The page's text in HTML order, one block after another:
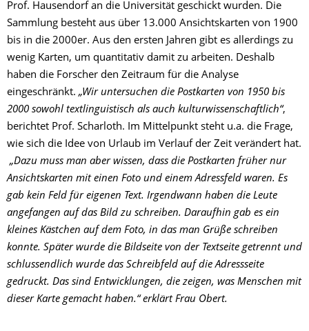
Prof. Hausendorf an die Universität geschickt wurden. Die
Sammlung besteht aus über 13.000 Ansichtskarten von 1900
bis in die 2000er. Aus den ersten Jahren gibt es allerdings zu
wenig Karten, um quantitativ damit zu arbeiten. Deshalb
haben die Forscher den Zeitraum für die Analyse
eingeschränkt. „Wir untersuchen die Postkarten von 1950 bis
2000 sowohl textlinguistisch als auch kulturwissenschaftlich“,
berichtet Prof. Scharloth. Im Mittelpunkt steht u.a. die Frage,
wie sich die Idee von Urlaub im Verlauf der Zeit verändert hat.
„Dazu muss man aber wissen, dass die Postkarten früher nur
Ansichtskarten mit einen Foto und einem Adressfeld waren. Es
gab kein Feld für eigenen Text. Irgendwann haben die Leute
angefangen auf das Bild zu schreiben. Daraufhin gab es ein
kleines Kästchen auf dem Foto, in das man Grüße schreiben
konnte. Später wurde die Bildseite von der Textseite getrennt und
schlussendlich wurde das Schreibfeld auf die Adressseite
gedruckt. Das sind Entwicklungen, die zeigen, was Menschen mit
dieser Karte gemacht haben.“ erklärt Frau Obert.